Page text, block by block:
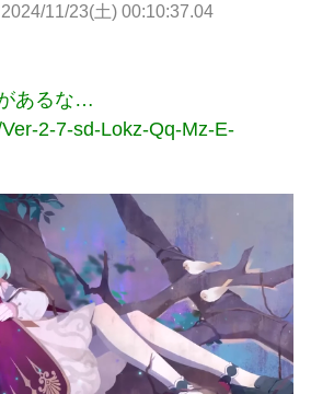
2024/11/23(土) 00:10:37.04
あるな…
2-7-sd-Lokz-Qq-Mz-E-